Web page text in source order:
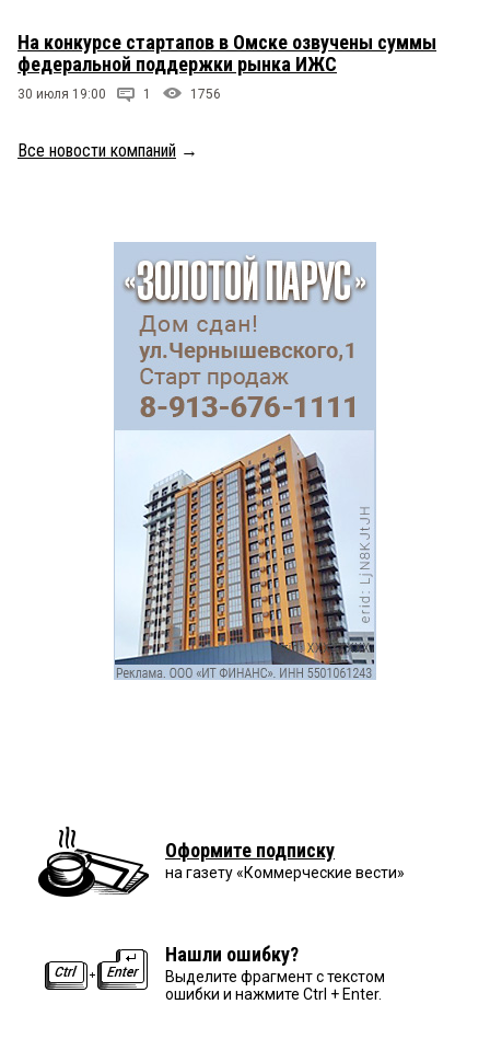
На конкурсе стартапов в Омске озвучены суммы
федеральной поддержки рынка ИЖС
30 июля 19:00 1 1756
Все новости компаний →
Оформите подписку
на газету «Коммерческие вести»
Нашли ошибку?
Выделите фрагмент с текстом
ошибки и нажмите Ctrl + Enter.